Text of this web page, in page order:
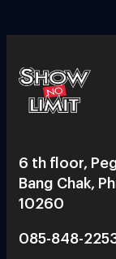
6 th floor,
Bang Chak,
10260
085-848-